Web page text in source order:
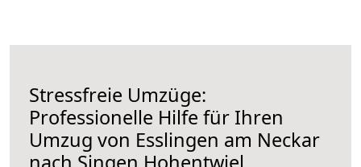
Stressfreie Umzüge:
Professionelle Hilfe für Ihren
Umzug von Esslingen am Neckar